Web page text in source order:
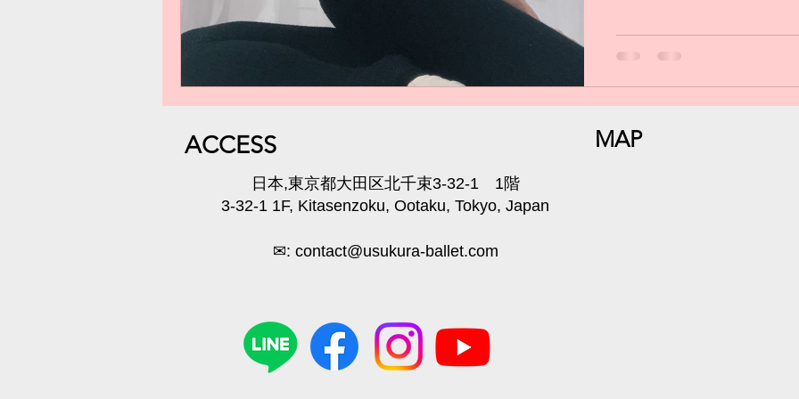
​ACCESS
​日本,東京都大田区北千束3-32-1 1階
3-32-1 1F, Kitasenzoku, Ootaku, Tokyo, Japan
✉: contact@usukura-ballet.com
MAP